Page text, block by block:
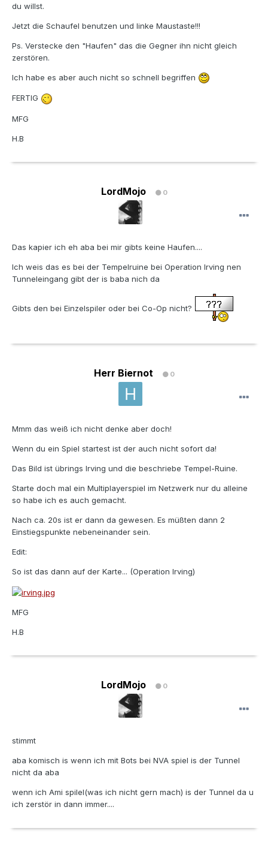
du willst.
Jetzt die Schaufel benutzen und linke Maustaste!!!
Ps. Verstecke den "Haufen" das die Gegner ihn nicht gleich
zerstören.
Ich habe es aber auch nicht so schnell begriffen
FERTIG
MFG
H.B
LordMojo 0
Das kapier ich eh aba bei mir gibts keine Haufen....
Ich weis das es bei der Tempelruine bei Operation Irving nen
Tunneleingang gibt der is baba nich da
Gibts den bei Einzelspiler oder bei Co-Op nicht?
Herr Biernot 0
Mmm das weiß ich nicht denke aber doch!
Wenn du ein Spiel startest ist der auch nicht sofort da!
Das Bild ist übrings Irving und die beschriebe Tempel-Ruine.
Starte doch mal ein Multiplayerspiel im Netzwerk nur du alleine
so habe ich es auch gemacht.
Nach ca. 20s ist er dann da gewesen. Es müßten dann 2
Einstiegspunkte nebeneinander sein.
Edit:
So ist das dann auf der Karte... (Operation Irving)
MFG
H.B
LordMojo 0
stimmt
aba komisch is wenn ich mit Bots bei NVA spiel is der Tunnel
nicht da aba
wenn ich Ami spilel(was ich nicht gern mach) is der Tunnel da u
ich zerstör in dann immer....